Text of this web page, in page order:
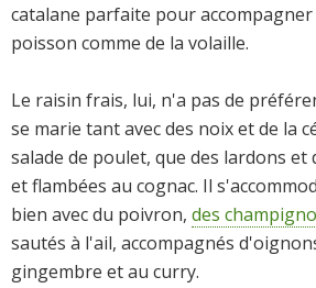
catalane parfaite pour
poisson comme de la volaille.
Le raisin frais, lui, n'a pas de
se marie tant avec des noix et de la
salade de poulet, que des lardons et
et flambées au cognac. Il
bien avec du poivron, des
sautés à l'ail, accompagnés
gingembre et au curry.